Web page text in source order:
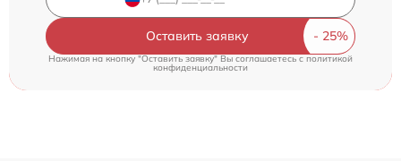
Оставить заявку
Нажимая на кнопку "Оставить заявку" Вы соглашаетесь cполитикой
конфиденциальности